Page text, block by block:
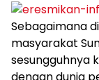
Sebagaimana
masyarakat
sesungguhnya